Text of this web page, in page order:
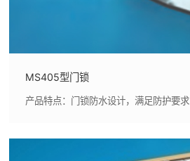
MS405型门锁
产品特点：门锁防水设计，满足防护要求